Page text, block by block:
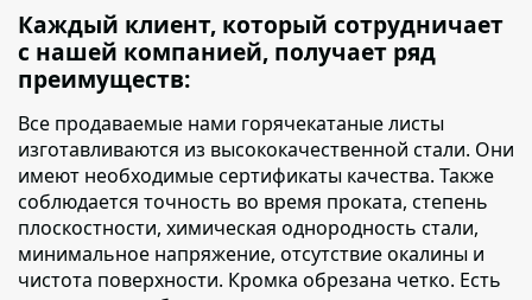
Каждый клиент, который сотрудничает
с нашей компанией, получает ряд
преимуществ:
Все продаваемые нами горячекатаные листы
изготавливаются из высококачественной стали. Они
имеют необходимые сертификаты качества. Также
соблюдается точность во время проката, степень
плоскостности, химическая однородность стали,
минимальное напряжение, отсутствие окалины и
чистота поверхности. Кромка обрезана четко. Есть